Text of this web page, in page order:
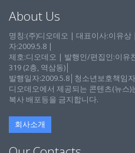
About Us
명칭:(주)디오데오 | 대표이사:이유
자:2009.5.8 |
제호:디오데오 | 발행인/편집인:이유
319 (2층, 역삼동)│
발행일자:2009.5.8│청소년보호책임
디오데오에서 제공되는 콘텐츠(뉴스
복사 배포등을 금지합니다.
회사소개